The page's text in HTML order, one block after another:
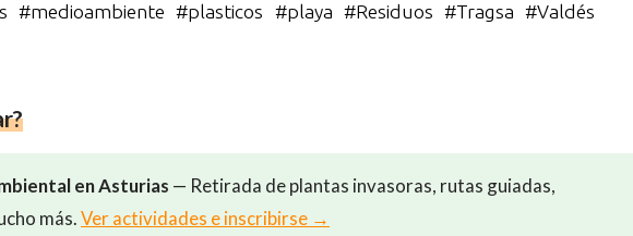
#medioambiente #plasticos #playa #Residuos #Tragsa #Valdés
en Asturias — Retirada de plantas invasoras, rutas guiadas,
más.Ver actividades e inscribirse →